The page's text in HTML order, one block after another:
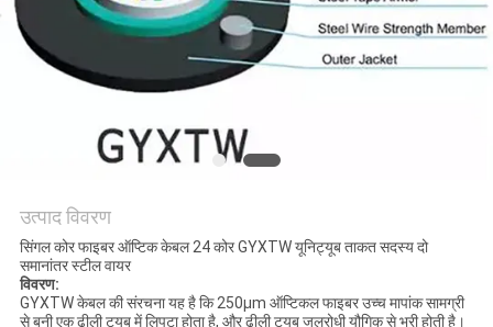
उत्पाद विवरण
सिंगल कोर फाइबर ऑप्टिक केबल 24 कोर GYXTW यूनिट्यूब ताकत सदस्य दो
समानांतर स्टील वायर
विवरण:
GYXTW केबल की संरचना यह है कि 250μm ऑप्टिकल फाइबर उच्च मापांक सामग्री
से बनी एक ढीली ट्यूब में लिपटा होता है, और ढीली ट्यूब जलरोधी यौगिक से भरी होती है।